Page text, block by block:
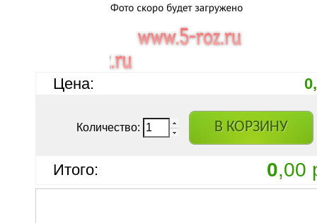
Цена:
Количество: В КОРЗИНУ
Итого: 0,00